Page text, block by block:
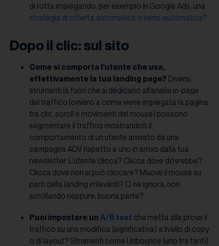
di rotta impiegando, per esempio in Google Ads, una
strategia di offerta automatica o semi-automatica?
Dopo il clic: sul sito
Come si comporta l’utente che usa,
effettivamente la tua landing page? Diversi
strumenti là fuori che si dedicano all’analisi in-page
del traffico (ovvero a come viene impiegata la pagina
tra clic, scroll e movimenti del mouse) possono
segmentare il traffico mostrandoti il
comportamento di un utente arrivato da una
campagna ADV rispetto a uno in arrivo dalla tua
newsletter. L’utente clicca? Clicca dove dovrebbe?
Clicca dove non si può cliccare? Muove il mouse su
parti della landing irrilevanti? O ne ignora, non
scrollando neppure, buona parte?
Puoi impostare un A/B test che metta alla prova il
traffico su una modifica (significativa) a livello di copy
o di layout? Strumenti come Unbounce (uno tra tanti)